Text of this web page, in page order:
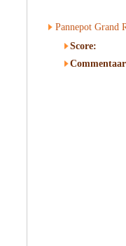
Pannepot Grand
Score: